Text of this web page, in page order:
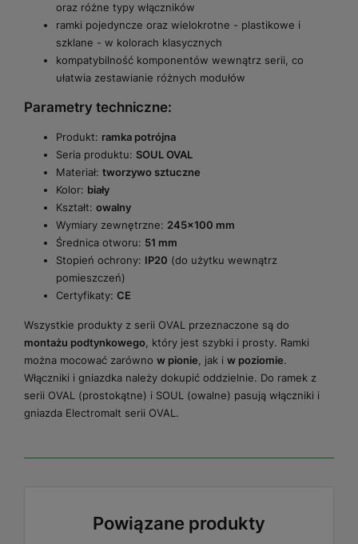
oraz różne typy włączników
ramki pojedyncze oraz wielokrotne - plastikowe i
szklane - w kolorach klasycznych
kompatybilność komponentów wewnątrz serii, co
ułatwia zestawianie różnych modułów
Parametry techniczne:
Produkt: ramka potrójna
Seria produktu: SOUL OVAL
Materiał: tworzywo sztuczne
Kolor: biały
Kształt: owalny
Wymiary zewnętrzne: 245x100 mm
Średnica otworu: 51 mm
Stopień ochrony: IP20 (do użytku wewnątrz
pomieszczeń)
Certyfikaty: CE
Wszystkie produkty z serii OVAL przeznaczone są do
montażu podtynkowego, który jest szybki i prosty. Ramki
można mocować zarówno w pionie, jak i w poziomie.
Włączniki i gniazdka należy dokupić oddzielnie. Do ramek z
serii OVAL (prostokątne) i SOUL (owalne) pasują włączniki i
gniazda Electromalt serii OVAL.
Powiązane produkty